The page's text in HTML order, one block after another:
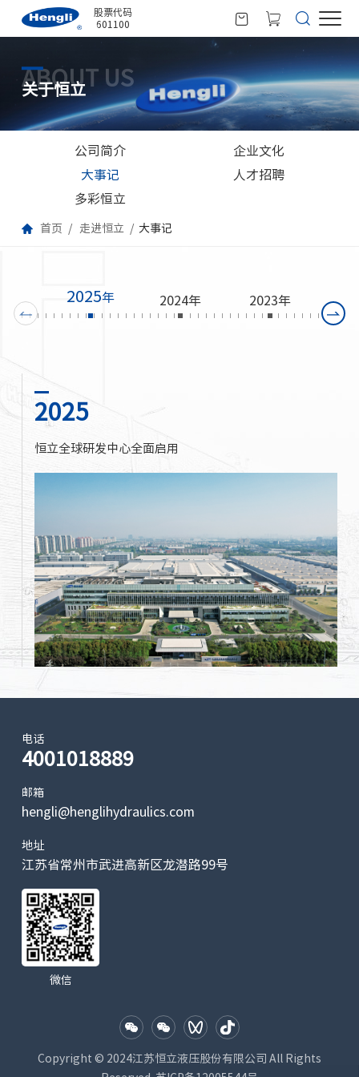
股票代码
601100
ABOUT US
关于恒立
公司简介
企业文化
大事记
人才招聘
多彩恒立
首页 走进恒立 大事记
2025年 2024年 2023年
2025
恒立全球研发中心全面启用
电话
4001018889
邮箱
hengli@henglihydraulics.com
地址
江苏省常州市武进高新区龙潜路99号
微信
Copyright © 2024江苏恒立液压股份有限公司 All Rights